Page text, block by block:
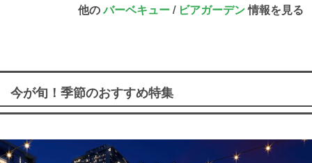
他のバーベキュー/ ビアガーデン情報を見る
今が旬！季節のおすすめ特集